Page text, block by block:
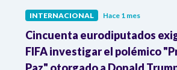
INTERNACIONAL Hace 1 mes
Cincuenta eurodiputados
FIFA investigar el polémico